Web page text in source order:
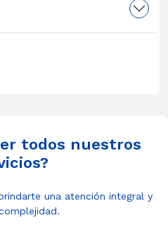
todos nuestros
una atención integral y